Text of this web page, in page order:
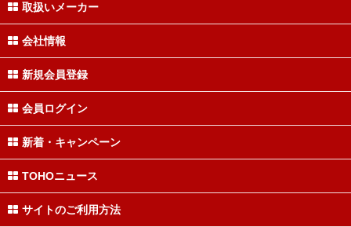
取扱いメーカー
会社情報
新規会員登録
会員ログイン
新着・キャンペーン
TOHOニュース
サイトのご利用方法